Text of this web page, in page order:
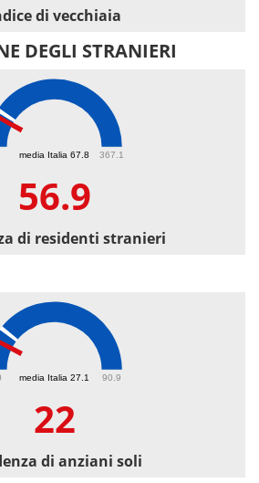
di vecchiaia
DEGLI STRANIERI
media Italia 67.8 367.1
56.9
di residenti stranieri
media Italia 27.1 90.9
22
di anziani soli